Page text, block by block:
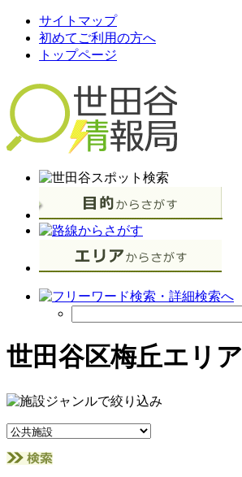
サイトマップ
初めてご利用の方へ
トップページ
世田谷区梅丘エリア